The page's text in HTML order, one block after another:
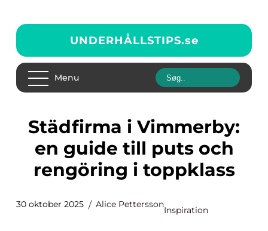
UNDERHÅLLSTIPS.se
Menu
Städfirma i Vimmerby:
en guide till puts och
rengöring i toppklass
30 oktober 2025 Alice Pettersson
Inspiration